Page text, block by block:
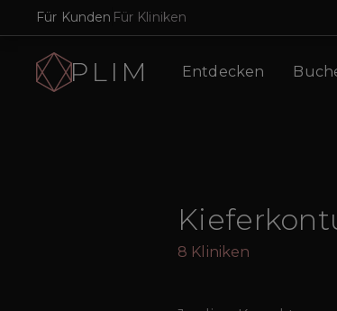
Für Kunden Für Kliniken
Entdecken
8 Kliniken